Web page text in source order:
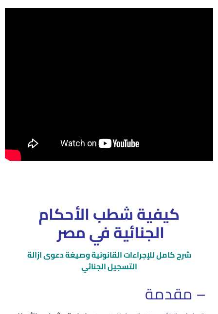
كيفية شطب الأحكام
الجنائية في مصر
شرح كامل للإجراءات القانونية وصيغة دعوى ازالة
التسجيل الجنائي
– مقدمة